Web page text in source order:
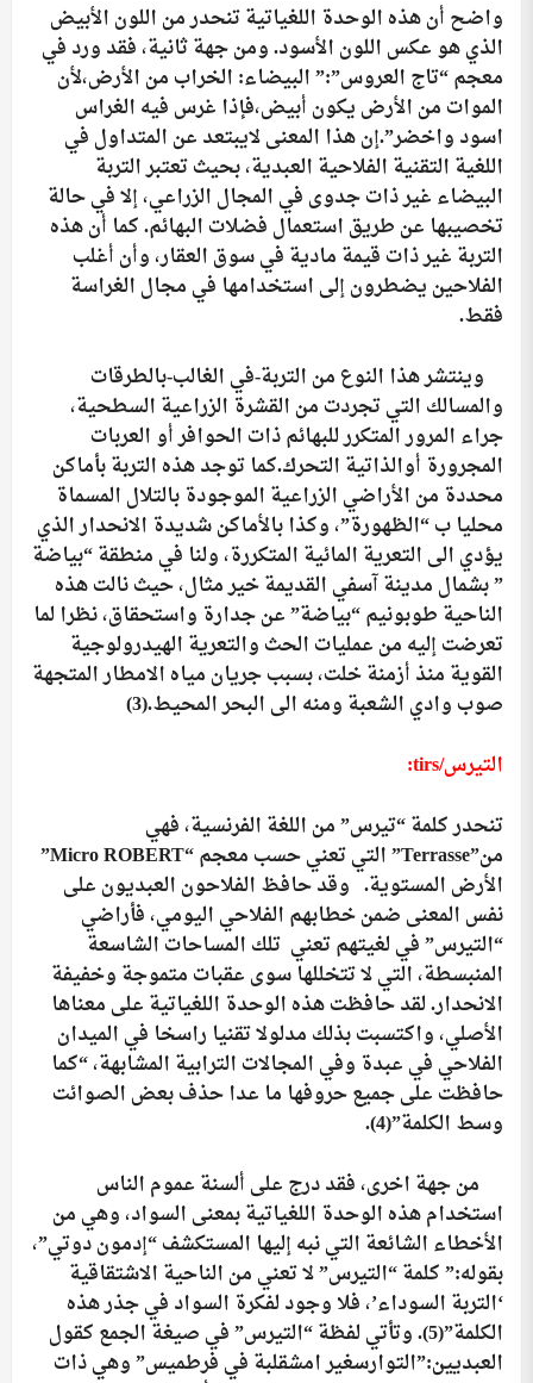
واضح أن هذه الوحدة اللغياتية تنحدر من اللون الأبيض
الذي هو عكس اللون الأسود. ومن جهة ثانية، فقد ورد في
معجم “تاج العروس”:” البيضاء: الخراب من الأرض،لأن
الموات من الأرض يكون أبيض،فإذا غرس فيه الغراس
اسود واخضر”.إن هذا المعنى لايبتعد عن المتداول في
اللغية التقنية الفلاحية العبدية، بحيث تعتبر التربة
البيضاء غير ذات جدوى في المجال الزراعي، إلا في حالة
تخصيبها عن طريق استعمال فضلات البهائم. كما أن هذه
التربة غير ذات قيمة مادية في سوق العقار، وأن أغلب
الفلاحين يضطرون إلى استخدامها في مجال الغراسة
فقط.
وينتشر هذا النوع من التربة-في الغالب-بالطرقات
والمسالك التي تجردت من القشرة الزراعية السطحية،
جراء المرور المتكرر للبهائم ذات الحوافر أو العربات
المجرورة أوالذاتية التحرك.كما توجد هذه التربة بأماكن
محددة من الأراضي الزراعية الموجودة بالتلال المسماة
محليا ب “الظهورة”، وكذا بالأماكن شديدة الانحدار الذي
يؤدي الى التعرية المائية المتكررة، ولنا في منطقة “بياضة
” بشمال مدينة آسفي القديمة خير مثال، حيث نالت هذه
الناحية طوبونيم “بياضة” عن جدارة واستحقاق، نظرا لما
تعرضت إليه من عمليات الحث والتعرية الهيدرولوجية
القوية منذ أزمنة خلت، بسبب جريان مياه الامطار المتجهة
صوب وادي الشعبة ومنه الى البحر المحيط.(3)
التيرس/tirs
:
تنحدر كلمة “تيرس” من اللغة الفرنسية، فهي
من”Terrasse” التي تعني حسب معجم “Micro ROBERT
”
الأرض المستوية. وقد حافظ الفلاحون العبديون على
نفس المعنى ضمن خطابهم الفلاحي اليومي، فأراضي
“التيرس” في لغيتهم تعني تلك المساحات الشاسعة
المنبسطة، التي لا تتخللها سوى عقبات متموجة وخفيفة
الانحدار. لقد حافظت هذه الوحدة اللغياتية على معناها
الأصلي، واكتسبت بذلك مدلولا تقنيا راسخا في الميدان
الفلاحي في عبدة وفي المجالات الترابية المشابهة، “كما
حافظت على جميع حروفها ما عدا حذف بعض الصوائت
وسط الكلمة”(4).
من جهة اخرى، فقد درج على ألسنة عموم الناس
استخدام هذه الوحدة اللغياتية بمعنى السواد، وهي من
الأخطاء الشائعة التي نبه إليها المستكشف “إدمون دوتي”،
بقوله:” كلمة “التيرس” لا تعني من الناحية الاشتقاقية
‘التربة السوداء’، فلا وجود لفكرة السواد في جذر هذه
الكلمة”(5) . وتأتي لفظة “التيرس” في صيغة الجمع كقول
العبديين:”التوارسغير امشقلبة في فرطميس” وهي ذات